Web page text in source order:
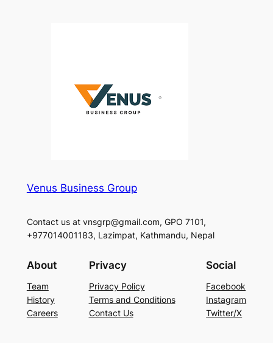
Venus Business Group
Contact us at vnsgrp@gmail.com, GPO 7101,
+977014001183, Lazimpat, Kathmandu, Nepal
About
Team
History
Careers
Privacy
Privacy Policy
Terms and Conditions
Contact Us
Social
Facebook
Instagram
Twitter/X